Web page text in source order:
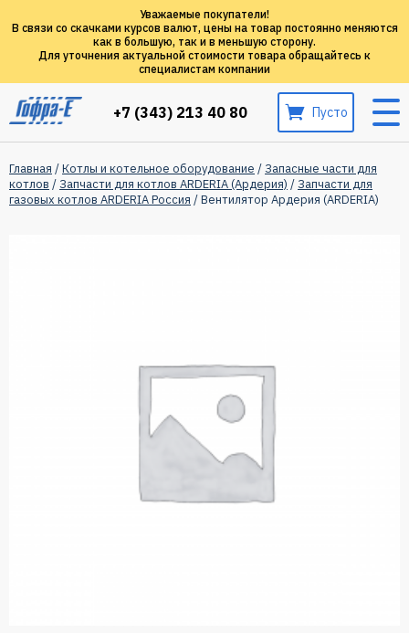
Уважаемые покупатели!
В связи со скачками курсов валют, цены на товар постоянно меняются
как в большую, так и в меньшую сторону.
Для уточнения актуальной стоимости товара обращайтесь к
специалистам компании
+7 (343) 213 40 80 Пусто
Главная /Котлы и котельное оборудование /Запасные части для
котлов /Запчасти для котлов ARDERIA (Ардерия) /Запчасти для
газовых котлов ARDERIA Россия / Вентилятор Ардерия (ARDERIA)